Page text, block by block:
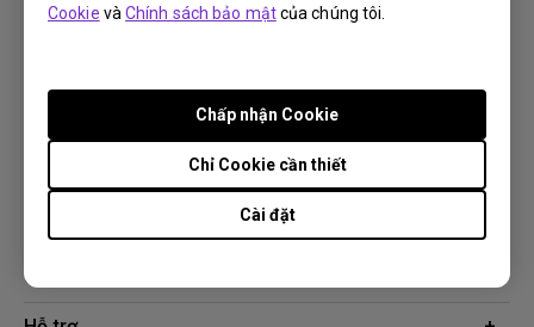
Cookie vàChính sách bảo mậtcủa chúng tôi.
Cài đặt
Chỉ Cookie cần thiết
Chấp nhận Cookie
Giải pháp công nghệ
Chuyên gia BenQ AQCOLOR